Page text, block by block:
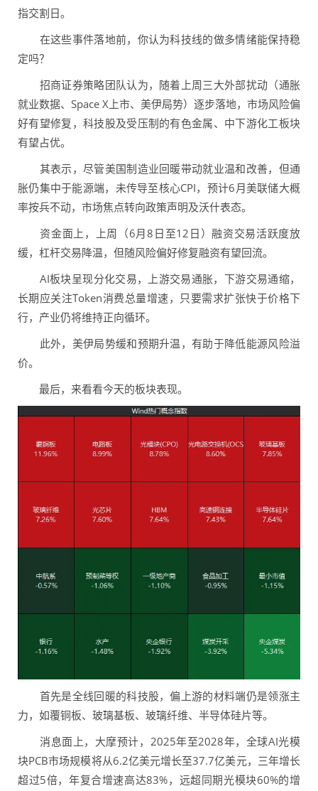
指交割日。
在这些事件落地前，你认为科技线的做多情绪能保持稳
定吗？
招商证券策略团队认为，随着上周三大外部扰动（通胀
就业数据、Space X上市、美伊局势）逐步落地，市场风险偏
好有望修复，科技股及受压制的有色金属、中下游化工板块
有望占优。
其表示，尽管美国制造业回暖带动就业温和改善，但通
胀仍集中于能源端，未传导至核心CPI，预计6月美联储大概
率按兵不动，市场焦点转向政策声明及沃什表态。
资金面上，上周（6月8日至12日）融资交易活跃度放
缓，杠杆交易降温，但随风险偏好修复融资有望回流。
AI板块呈现分化交易，上游交易通胀，下游交易通缩，
长期应关注Token消费总量增速，只要需求扩张快于价格下
行，产业仍将维持正向循环。
此外，美伊局势缓和预期升温，有助于降低能源风险溢
价。
最后，来看看今天的板块表现。
首先是全线回暖的科技股，偏上游的材料端仍是领涨主
力，如覆铜板、玻璃基板、玻璃纤维、半导体硅片等。
消息面上，大摩预计，2025年至2028年，全球AI光模
块PCB市场规模将从6.2亿美元增长至37.7亿美元，三年增长
超过5倍，年复合增速高达83%，远超同期光模块60%的增